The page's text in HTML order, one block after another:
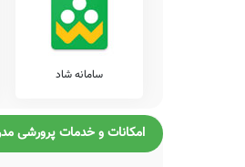
ضمناً یادآور می شود
موارد، دچار خطا بوده و یا
اصلاح و تکمیل این اطلاعات
سامانه شاد
امکانات و خدمات پرورشی